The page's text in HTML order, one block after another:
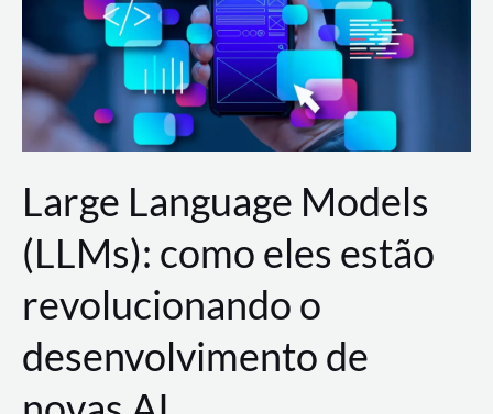
a
AWS?
Large Language Models
(LLMs): como eles estão
revolucionando o
desenvolvimento de